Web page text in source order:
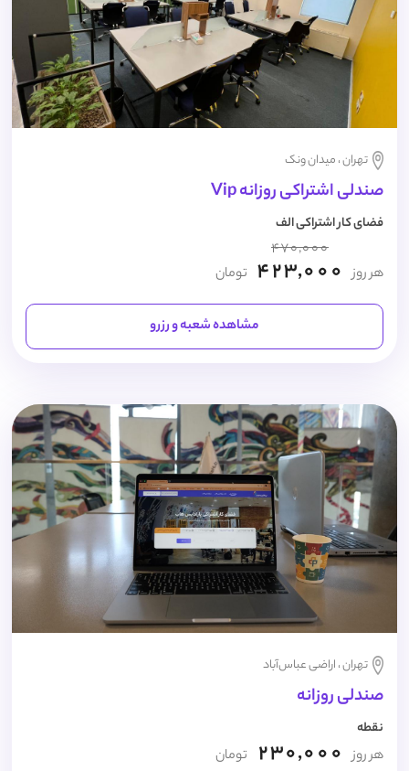
تهران ، میدان ونک
صندلی اشتراکی روزانه Vip
فضای کار اشتراکی الف
هر روز
470,000
423,000 تومان
مشاهده شعبه و رزرو
تهران ، اراضی عباس‌آباد
صندلی روزانه
نقطه
هر روز 230,000 تومان